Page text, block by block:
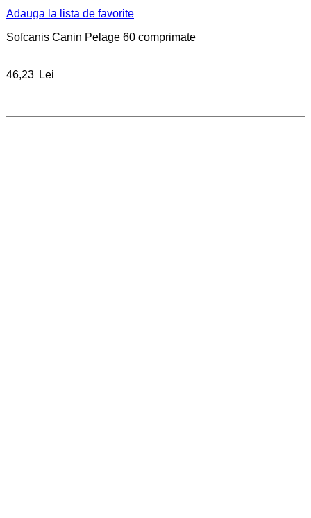
Adauga la lista de favorite
Sofcanis Canin Pelage 60 comprimate
46,23 Lei